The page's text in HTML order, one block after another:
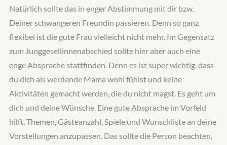
Natürlich sollte das in enger Abstimmung mit dir bzw.
Deiner schwangeren Freundin passieren. Denn so ganz
flexibel ist die gute Frau vielleicht nicht mehr. Im Gegensatz
zum Junggesellinnenabschied sollte hier aber auch eine
enge Absprache stattfinden. Denn es ist super wichtig, dass
du dich als werdende Mama wohl fühlst und keine
Aktivitäten gemacht werden, die du nicht magst. Es geht um
dich und deine Wünsche. Eine gute Absprache im Vorfeld
hilft, Themen, Gästeanzahl, Spiele und Wunschliste an deine
Vorstellungen anzupassen. Das sollte die Person beachten,